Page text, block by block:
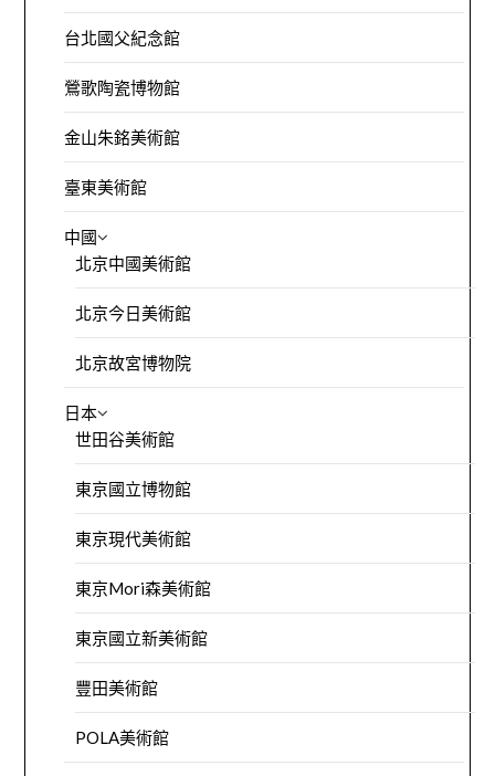
台北國父紀念館
鶯歌陶瓷博物館
金山朱銘美術館
臺東美術館
中國
北京中國美術館
北京今日美術館
北京故宮博物院
日本
世田谷美術館
東京國立博物館
東京現代美術館
東京Mori森美術館
東京國立新美術館
豐田美術館
POLA美術館